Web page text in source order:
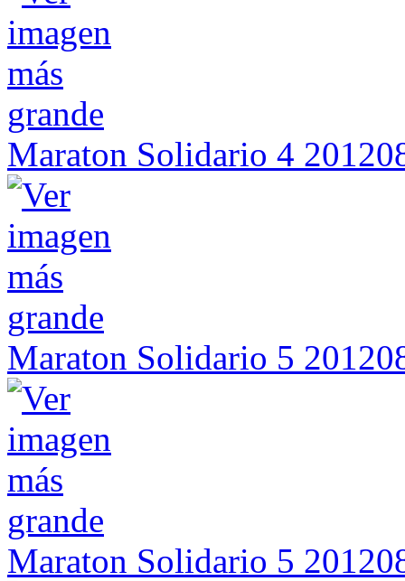
Maraton Solidario 4
Maraton Solidario 5
Maraton Solidario 5